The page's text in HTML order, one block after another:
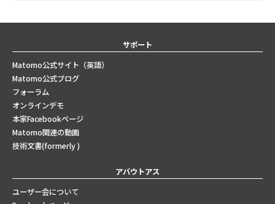
サポート
Matomo公式サイト（英語）
Matomo公式ブログ
フォーラム
オンラインデモ
本家Facebookページ
Matomo関連の動画
技術文書(formerly )
アバウトアス
ユーザー会について